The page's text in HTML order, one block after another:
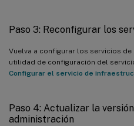
Paso 3: Reconfigurar los
Vuelva a configurar los servicios
utilidad de configuración del
Configurar el servicio de
Paso 4: Actualizar la
administración